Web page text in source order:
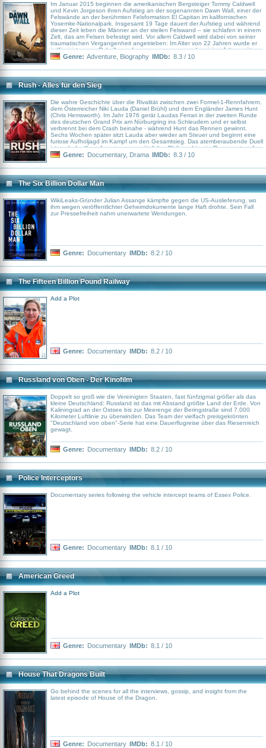
Im Januar 2015 beginnen die amerikanischen Bergsteiger Tommy Caldwell
und Kevin Jorgeson ihren Aufstieg an der sogenannten Dawn Wall, einer der
Felswände an der berühmten Felsformation El Capitan im kalifornischen
Yosemite-Nationalpark. Insgesamt 19 Tage dauert der Aufstieg und während
dieser Zeit leben die Männer an der steilen Felswand – sie schlafen in einem
Zelt, das am Felsen befestigt wird. Vor allem Caldwell wird dabei von seiner
traumatischen Vergangenheit angetrieben: Im Alter von 22 Jahren wurde er
in Kirgisistan von Rebellen gefangen genommen, verlor einige Jahre später
einen Zeigefinger und musste zudem das Ende seiner Ehe mit seiner
Genre: Adventure Biography IMDb: 8.3 / 10
Rush - Alles für den Sieg
Die wahre Geschichte über die Rivalität zwischen zwei Formel-1-Rennfahrern,
dem Österreicher Niki Lauda (Daniel Brühl) und dem Engländer James Hunt
(Chris Hemsworth). Im Jahr 1976 gerät Laudas Ferrari in der zweiten Runde
des deutschen Grand Prix am Nürburgring ins Schleudern und er selbst
verbrennt bei dem Crash beinahe - während Hunt das Rennen gewinnt.
Sechs Wochen später sitzt Lauda aber wieder am Steuer und beginnt eine
furiose Aufholjagd im Kampf um den Gesamtsieg. Das atemberaubende Duell
ist auch der Kampf zweier gegensätzlicher Philosophien im Rennsport: auf
der einen Seite der englische Playboy und Frauenschwarm Hunt, der mit dem
Seite der ehrgeizige und disziplinierte Vorzeige-Sportler Lauda. Der schlägt
Hunt beim Großen Preis von Italien und anschließend auch in Kanada sowie
in den USA, doch damit ist die denkwürdige Rennsaison noch nicht gelaufen
…
Genre: Documentary, Drama IMDb: 8.3 / 10
The Six Billion Dollar Man
WikiLeaks-Gründer Julian Assange kämpfte gegen die US-Auslieferung, wo
ihm wegen veröffentlichter Geheimdokumente lange Haft drohte. Sein Fall
zur Pressefreiheit nahm unerwartete Wendungen.
Genre: Documentary IMDb: 8.2 / 10
The Fifteen Billion Pound Railway
Add a Plot
Genre: Documentary IMDb: 8.2 / 10
Russland von Oben - Der Kinofilm
Doppelt so groß wie die Vereinigten Staaten, fast fünfzigmal größer als das
kleine Deutschland: Russland ist das mit Abstand größte Land der Erde. Von
Kaliningrad an der Ostsee bis zur Meerenge der Beringstraße sind 7.000
Kilometer Luftlinie zu überwinden. Das Team der vielfach preisgekrönten
"Deutschland von oben"-Serie hat eine Dauerflugreise über das Riesenreich
gewagt.
Genre: Documentary IMDb: 8.2 / 10
Police Interceptors
Documentary series following the vehicle intercept teams of Essex Police.
Genre: Documentary IMDb: 8.1 / 10
American Greed
Add a Plot
Genre: Documentary IMDb: 8.1 / 10
House That Dragons Built
Go behind the scenes for all the interviews, gossip, and insight from the
latest episode of House of the Dragon.
Genre: Documentary IMDb: 8.1 / 10